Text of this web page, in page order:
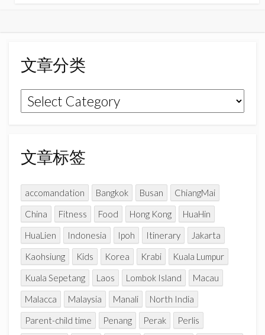
o
o
k
r
a
m
e
C
h
文章分类
文
章
类
文章标签
accomandation Bangkok Busan
ChiangMai
China
Fitness Food Hong Kong
HuaHin
HuaLien
Indonesia Ipoh Itinerary
Jakarta
Kaohsiung
Kids Korea Krabi
Kuala Lumpur
Kuala Sepetang
Laos Lombok Island
Macau
Malacca
Malaysia Manali
North India
Parent-child time
Penang Perak
Perlis